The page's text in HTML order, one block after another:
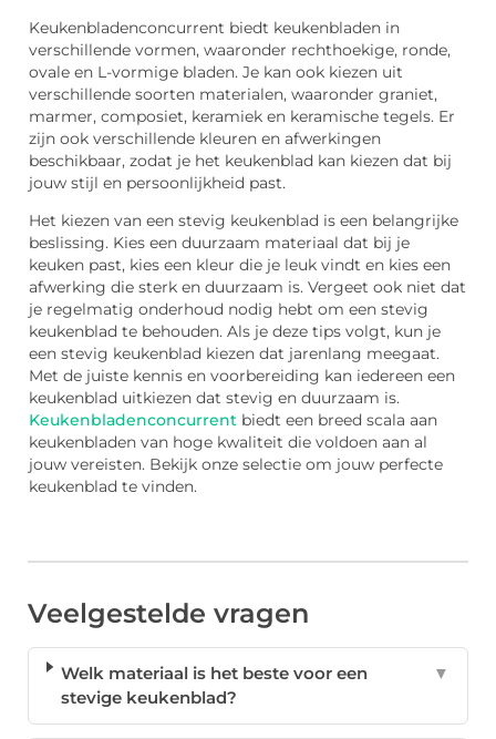
Keukenbladenconcurrent biedt keukenbladen in
verschillende vormen, waaronder rechthoekige, ronde,
ovale en L-vormige bladen. Je kan ook kiezen uit
verschillende soorten materialen, waaronder graniet,
marmer, composiet, keramiek en keramische tegels. Er
zijn ook verschillende kleuren en afwerkingen
beschikbaar, zodat je het keukenblad kan kiezen dat bij
jouw stijl en persoonlijkheid past.
Het kiezen van een stevig keukenblad is een belangrijke
beslissing. Kies een duurzaam materiaal dat bij je
keuken past, kies een kleur die je leuk vindt en kies een
afwerking die sterk en duurzaam is. Vergeet ook niet dat
je regelmatig onderhoud nodig hebt om een stevig
keukenblad te behouden. Als je deze tips volgt, kun je
een stevig keukenblad kiezen dat jarenlang meegaat.
Met de juiste kennis en voorbereiding kan iedereen een
keukenblad uitkiezen dat stevig en duurzaam is.
Keukenbladenconcurrent biedt een breed scala aan
keukenbladen van hoge kwaliteit die voldoen aan al
jouw vereisten. Bekijk onze selectie om jouw perfecte
keukenblad te vinden.
Veelgestelde vragen
Welk materiaal is het beste voor een
stevige keukenblad?
▼